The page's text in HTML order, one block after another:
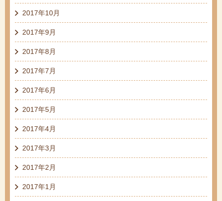
2017年10月
2017年9月
2017年8月
2017年7月
2017年6月
2017年5月
2017年4月
2017年3月
2017年2月
2017年1月